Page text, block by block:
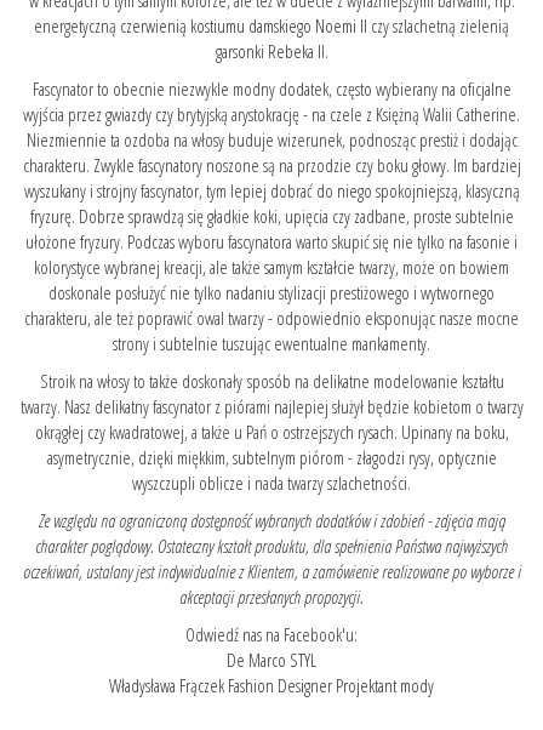
energetyczną czerwienią kostiumu damskiego Noemi II czy szlachetną zielenią
garsonki Rebeka II.
Fascynator to obecnie niezwykle modny dodatek, często wybierany na oficjalne
wyjścia przez gwiazdy czy brytyjską arystokrację - na czele z Księżną Walii Catherine.
Niezmiennie ta ozdoba na włosy buduje wizerunek, podnosząc prestiż i dodając
charakteru. Zwykle fascynatory noszone są na przodzie czy boku głowy. Im bardziej
wyszukany i strojny fascynator, tym lepiej dobrać do niego spokojniejszą, klasyczną
fryzurę. Dobrze sprawdzą się gładkie koki, upięcia czy zadbane, proste subtelnie
ułożone fryzury. Podczas wyboru fascynatora warto skupić się nie tylko na fasonie i
kolorystyce wybranej kreacji, ale także samym kształcie twarzy, może on bowiem
doskonale posłużyć nie tylko nadaniu stylizacji prestiżowego i wytwornego
charakteru, ale też poprawić owal twarzy - odpowiednio eksponując nasze mocne
strony i subtelnie tuszując ewentualne mankamenty.
Stroik na włosy to także doskonały sposób na delikatne modelowanie kształtu
twarzy. Nasz delikatny fascynator z piórami najlepiej służył będzie kobietom o twarzy
okrągłej czy kwadratowej, a także u Pań o ostrzejszych rysach. Upinany na boku,
asymetrycznie, dzięki miękkim, subtelnym piórom - złagodzi rysy, optycznie
wyszczupli oblicze i nada twarzy szlachetności.
Ze względu na ograniczoną dostępność wybranych dodatków i zdobień - zdjęcia mają
charakter poglądowy. Ostateczny kształt produktu, dla spełnienia Państwa najwyższych
oczekiwań, ustalany jest indywidualnie z Klientem, a zamówienie realizowane po wyborze i
akceptacji przesłanych propozycji.
Odwiedź nas na Facebook'u:
De Marco STYL
Władysława Frączek Fashion Designer Projektant mody